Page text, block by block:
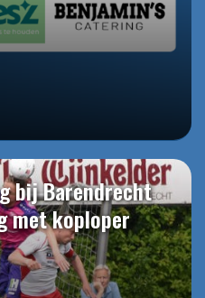
bij Barendrecht
met koploper